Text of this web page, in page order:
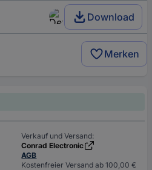
Download
Merken
Verkauf und Versand:
Conrad Electronic
AGB
Kostenfreier Versand ab 100,00 €